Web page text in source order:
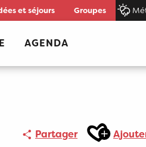
et séjours Groupes
AGENDA
Partager
Ajouter aux